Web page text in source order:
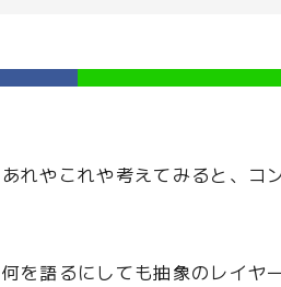
やこれや考えてみると、コ
を語るにしても抽象のレイ